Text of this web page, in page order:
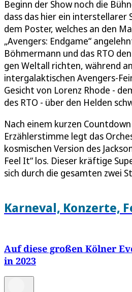
Beginn der Show noch die
dass das hier ein interstellarer
dem Poster, welches an den
„Avengers: Endgame“
Böhmermann und das RTO
gen Weltall richten, während
intergalaktischen Avengers-
Gesicht von Lorenz Rhode -
des RTO - über den Helden
Nach einem kurzen
Erzählerstimme legt das
kosmischen Version des
Feel It“ los. Dieser kräftige
sich durch die gesamten zwei
Karneval, Konzerte,
Auf diese großen Kölner
in 2023